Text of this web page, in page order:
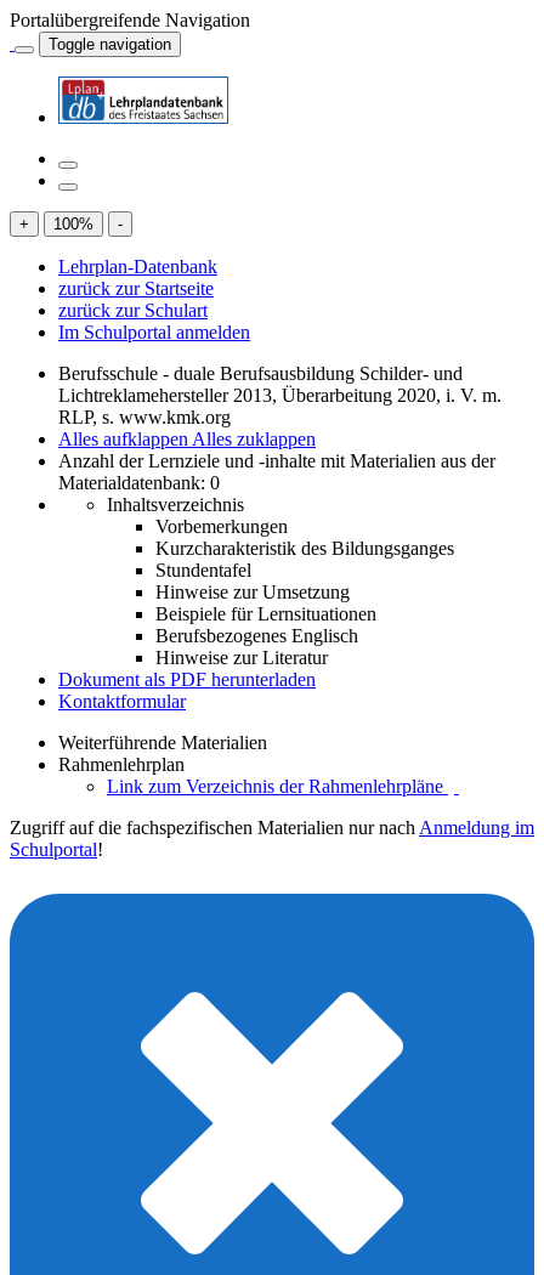
Portalübergreifende Navigation
Toggle navigation
+ 100% -
Lehrplan-Datenbank
zurück zur Startseite
zurück zur Schulart
Im Schulportal anmelden
Berufsschule - duale Berufsausbildung Schilder- und
Lichtreklamehersteller 2013, Überarbeitung 2020, i. V. m.
RLP, s. www.kmk.org
Alles aufklappen Alles zuklappen
Anzahl der Lernziele und -inhalte mit Materialien aus der
Materialdatenbank: 0
Inhaltsverzeichnis
Vorbemerkungen
Kurzcharakteristik des Bildungsganges
Stundentafel
Hinweise zur Umsetzung
Beispiele für Lernsituationen
Berufsbezogenes Englisch
Hinweise zur Literatur
Dokument als PDF herunterladen
Kontaktformular
Weiterführende Materialien
Rahmenlehrplan
Link zum Verzeichnis der Rahmenlehrpläne
Zugriff auf die fachspezifischen Materialien nur nach Anmeldung im
Schulportal!